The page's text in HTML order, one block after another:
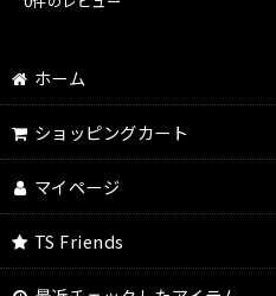
ホーム
ショッピングカート
マイページ
TS Friends